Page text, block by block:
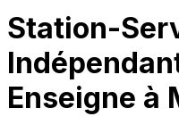
Station-
Enseigne à